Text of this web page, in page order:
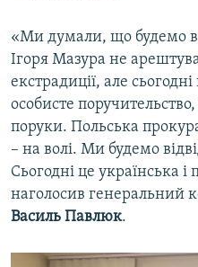
«Ми думали, що будемо в
Ігоря Мазура не
екстрадиції, але
особисте
поруки. Польська
– на волі. Ми будемо
Сьогодні це українська
наголосив генеральний
Василь Павлюк.